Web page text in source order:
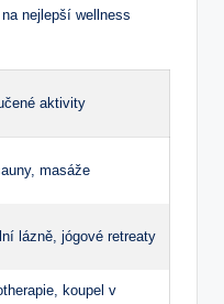
nejlepší wellness
aktivity
masáže
lázně, jógové retreaty
koupel v